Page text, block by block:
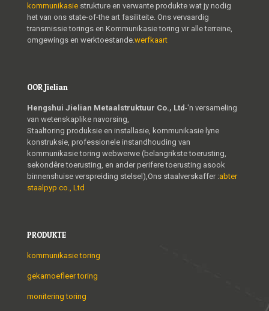
kommunikasie strukture en verwante produkte wat jy nodig
het van ons state-of-the art fasiliteite. Ons vervaardig
transmissie torings en Kommunikasie toring vir alle terreine,
omgewings en werktoestande. werfkaart
OOR Jielian
Hengshui Jielian Metaalstruktuur Co., Ltd-'n versameling
van wetenskaplike navorsing,
Staaltoring produksie en installasie, kommunikasie lyne
konstruksie, professionele instandhouding van
kommunikasie toring webwerwe (belangrikste toerusting,
sekondêre toerusting, en ander perifere toerusting asook
binnenshuise verspreiding stelsel),Ons staalverskaffer :abter
staalpyp co., Ltd
PRODUKTE
kommunikasie toring
gekamoefleer toring
monitering toring